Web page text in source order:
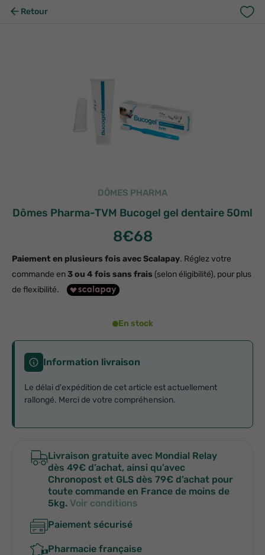
Retour
DÔMES PHARMA
Dômes Pharma-TVM Bucogel gel dentaire 50ml
8€68
Paiement en plusieurs fois avec Scalapay. Réglez votre
commande en3 ou 4 fois sans frais (selon éligibilité), pour plus
de flexibilité.
En stock
Information livraison
Le délai d'expédition de cet article est actuellement
rallongé. Merci de votre compréhension.
Livraison gratuite avec Mondial Relay
dès 49€ d’achat, ainsi qu’avec
Chronopost et GLS dès 79€ d’achat pour
toute commande en France de moins de
5kg. Voir conditions
Paiement sécurisé
Pharmacie française